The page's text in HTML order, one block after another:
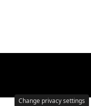
Change privacy settings